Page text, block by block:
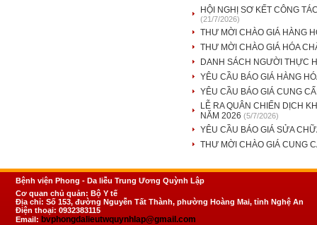
HỘI NGHỊ SƠ KẾT CÔNG
(21/7/2026)
THƯ MỜI CHÀO GIÁ HÀNG
THƯ MỜI CHÀO GIÁ HÓA
DANH SÁCH NGƯỜI THỰC
YÊU CẦU BÁO GIÁ HÀNG
YÊU CẦU BÁO GIÁ CUNG
LỄ RA QUÂN CHIẾN DỊCH
NĂM 2026 (5/7/2026)
YÊU CẦU BÁO GIÁ SỬA
THƯ MỜI CHÀO GIÁ CUNG
Bệnh viện Phong - Da liễu Trung Ương Quỳnh Lập
Cơ quan chủ quản: Bộ Y tế
Địa chỉ: Số 153, đường Nguyễn Tất Thành, phường Hoàng Mai, tỉnh Nghệ An
Điện thoại: 0932383115
Email: bvphongdalieutwquynhlap@gmail.com